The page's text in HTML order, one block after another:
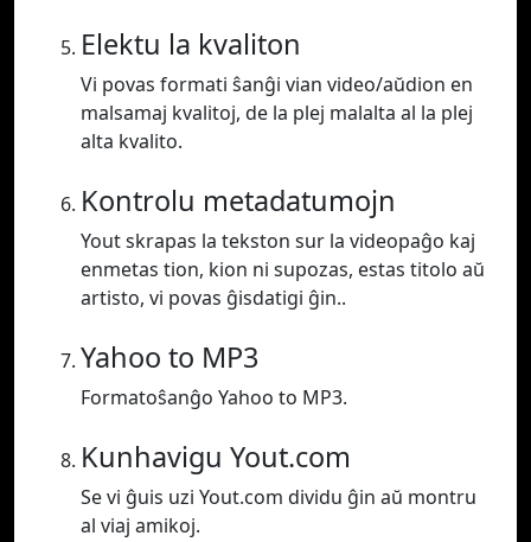
Elektu la kvaliton
Vi povas formati ŝanĝi vian video/aŭdion en
malsamaj kvalitoj, de la plej malalta al la plej
alta kvalito.
Kontrolu metadatumojn
Yout skrapas la tekston sur la videopaĝo kaj
enmetas tion, kion ni supozas, estas titolo aŭ
artisto, vi povas ĝisdatigi ĝin..
Yahoo to MP3
Formatoŝanĝo Yahoo to MP3.
Kunhavigu Yout.com
Se vi ĝuis uzi Yout.com dividu ĝin aŭ montru
al viaj amikoj.